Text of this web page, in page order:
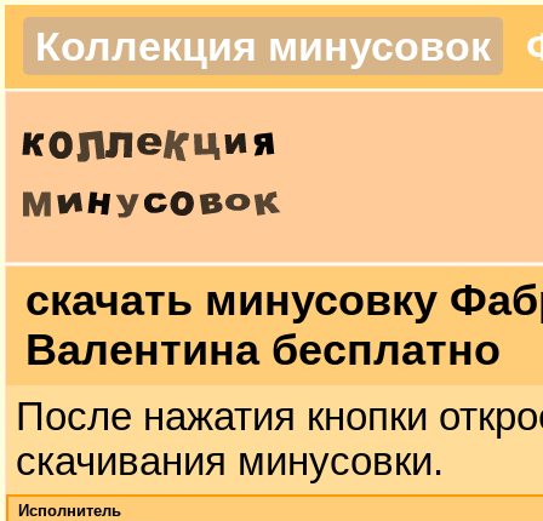
Коллекция минусовок
скачать минусовку
Валентина бесплатно
После нажатия кнопки
скачивания минусовки.
Исполнитель